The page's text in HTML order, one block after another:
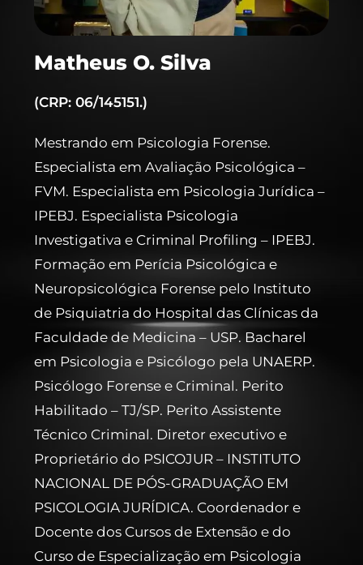
Matheus O. Silva
(CRP: 06/145151.)
Mestrando em Psicologia Forense.
Especialista em Avaliação Psicológica –
FVM. Especialista em Psicologia Jurídica –
IPEBJ. Especialista Psicologia
Investigativa e Criminal Profiling – IPEBJ.
Formação em Perícia Psicológica e
Neuropsicológica Forense pelo Instituto
de Psiquiatria do Hospital das Clínicas da
Faculdade de Medicina – USP. Bacharel
em Psicologia e Psicólogo pela UNAERP.
Psicólogo Forense e Criminal. Perito
Habilitado – TJ/SP. Perito Assistente
Técnico Criminal. Diretor executivo e
Proprietário do PSICOJUR – INSTITUTO
NACIONAL DE PÓS-GRADUAÇÃO EM
PSICOLOGIA JURÍDICA. Coordenador e
Docente dos Cursos de Extensão e do
Curso de Especialização em Psicologia